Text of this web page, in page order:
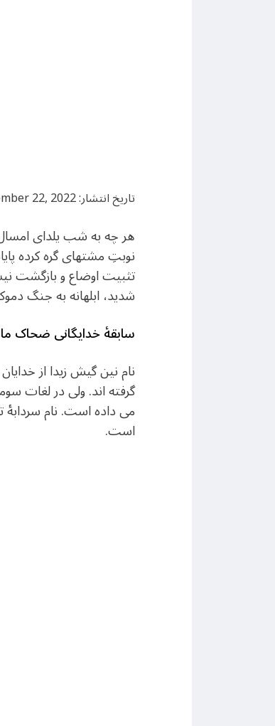
تاریخ انتشار: December 22, 2022
هر چه به شب یلدای امسال
نوبتِ مشتهای گره کرده
تثبیت اوضاع و بازگشت
شدید، ابلهانه به جنگ
سابقۀ خدایگانی ضحاک
نام نین گیش زیدا از
گرفته اند. ولی در لغات
می داده است. نام سردابۀ
است.